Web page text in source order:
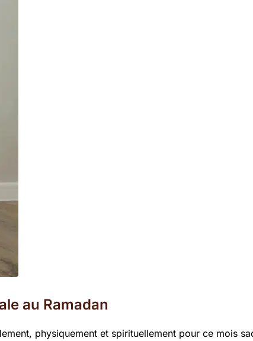
au Ramadan
physiquement et spirituellement pour ce mois